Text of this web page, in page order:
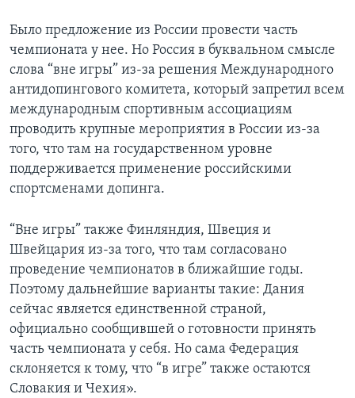
Было предложение из России провести часть
чемпионата у нее. Но Россия в буквальном смысле
слова “вне игры” из-за решения Международного
антидопингового комитета, который запретил всем
международным спортивным ассоциациям
проводить крупные мероприятия в России из-за
того, что там на государственном уровне
поддерживается применение российскими
спортсменами допинга.
“Вне игры” также Финляндия, Швеция и
Швейцария из-за того, что там согласовано
проведение чемпионатов в ближайшие годы.
Поэтому дальнейшие варианты такие: Дания
сейчас является единственной страной,
официально сообщившей о готовности принять
часть чемпионата у себя. Но сама Федерация
склоняется к тому, что “в игре” также остаются
Словакия и Чехия».